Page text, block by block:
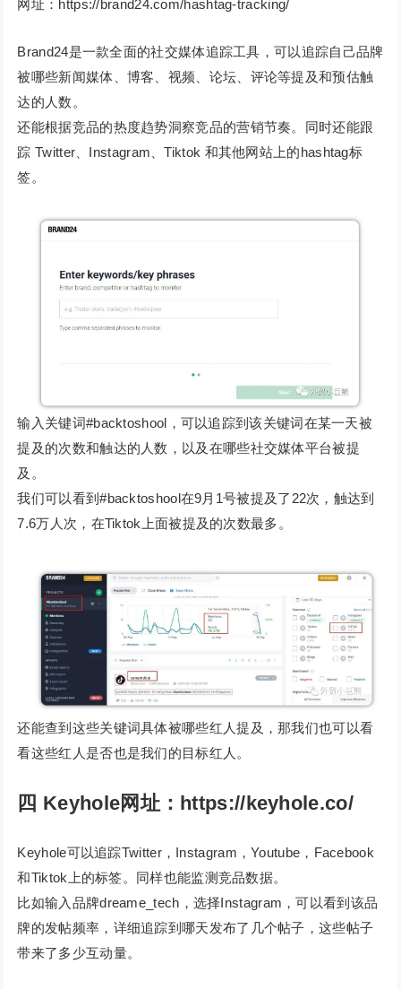
网址：https://brand24.com/hashtag-tracking/
Brand24是一款全面的社交媒体追踪工具，可以追踪自己品牌
被哪些新闻媒体、博客、视频、论坛、评论等提及和预估触
达的人数。
还能根据竞品的热度趋势洞察竞品的营销节奏。同时还能跟
踪 Twitter、Instagram、Tiktok 和其他网站上的hashtag标
签。
输入关键词#backtoshool，可以追踪到该关键词在某一天被
提及的次数和触达的人数，以及在哪些社交媒体平台被提
及。
我们可以看到#backtoshool在9月1号被提及了22次，触达到
7.6万人次，在Tiktok上面被提及的次数最多。
还能查到这些关键词具体被哪些红人提及，那我们也可以看
看这些红人是否也是我们的目标红人。
四 Keyhole网址：https://keyhole.co/
Keyhole可以追踪Twitter，Instagram，Youtube，Facebook
和Tiktok上的标签。同样也能监测竞品数据。
比如输入品牌dreame_tech，选择Instagram，可以看到该品
牌的发帖频率，详细追踪到哪天发布了几个帖子，这些帖子
带来了多少互动量。